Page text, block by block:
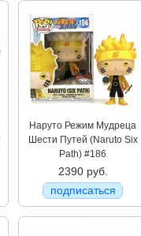
Наруто Режим Мудреца
Шести Путей (Naruto Six
Path) #186
2390 руб.
подписаться